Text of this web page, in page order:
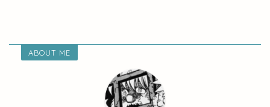
ABOUT ME